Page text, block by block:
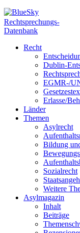
Rechtsprechungs-
Datenbank
Recht
Dublin-
EGMR-/
Erlasse/
Länder
Themen
Asylrecht
Bildung
Sozialrecht
Weitere
Asylmagazin
Inhalt
Beiträge